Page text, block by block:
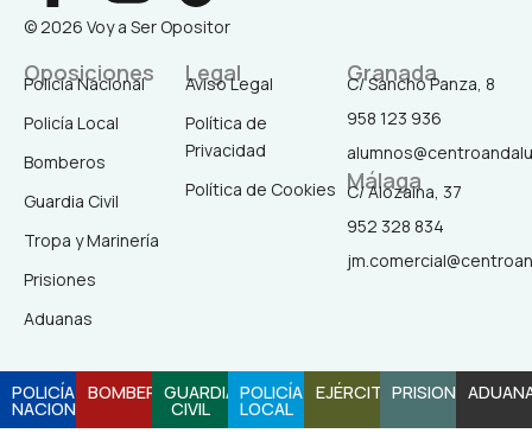
a
c
e
b
o
o
k
n
s
a
g
a
i
k
t
o u
© 2026 Voy a Ser Opositor
Oposiciones
Policía Nacional
Policía Local
Bomberos
Guardia Civil
Tropa y Marinería
Prisiones
Aduanas
Legal
Aviso Legal
Política de
Privacidad
Política de Cookies
Granada
C/ Sancho Panza, 8
958 123 936
Málaga
C/ Alozaina, 37
952 328 834
POLICÍA
NACIONAL
BOMBEROSGUARDIA
CIVIL
POLICÍA
LOCAL
EJÉRCITOPRISIONES